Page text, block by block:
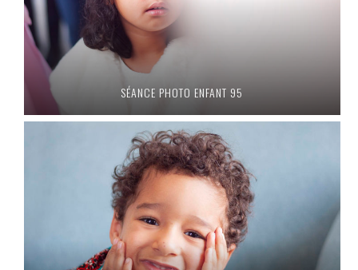
SÉANCE PHOTO ENFANT 95